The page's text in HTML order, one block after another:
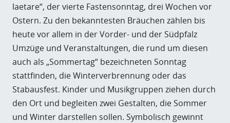
laetare“, der vierte Fastensonntag, drei Wochen vor
Ostern. Zu den bekanntesten Bräuchen zählen bis
heute vor allem in der Vorder- und der Südpfalz
Umzüge und Veranstaltungen, die rund um diesen
auch als „Sommertag“ bezeichneten Sonntag
stattfinden, die Winterverbrennung oder das
Stabausfest. Kinder und Musikgruppen ziehen durch
den Ort und begleiten zwei Gestalten, die Sommer
und Winter darstellen sollen. Symbolisch gewinnt